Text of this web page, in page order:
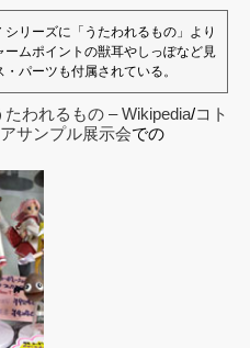
リーズに「うたわれるもの」より
ムポイントの獣耳やしっぽなど見
パーツも付属されている。
たわれるもの – Wikipedia/コト
サンプル展示会での